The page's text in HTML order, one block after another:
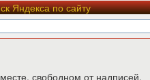
Яндекса по сайту
свободном от надписей.